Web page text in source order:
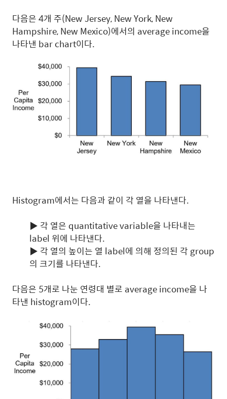
다음은 4개 주(New Jersey, New York, New
Hampshire, New Mexico)에서의 average income을
나타낸 bar chart이다.
Histogram에서는 다음과 같이 각 열을 나타낸다.
▶ 각 열은 quantitative variable을 나타내는
label 위에 나타낸다.
▶ 각 열의 높이는 열 label에 의해 정의된 각 group
의 크기를 나타낸다.
다음은 5개로 나눈 연령대 별로 average income을 나
타낸 histogram이다.